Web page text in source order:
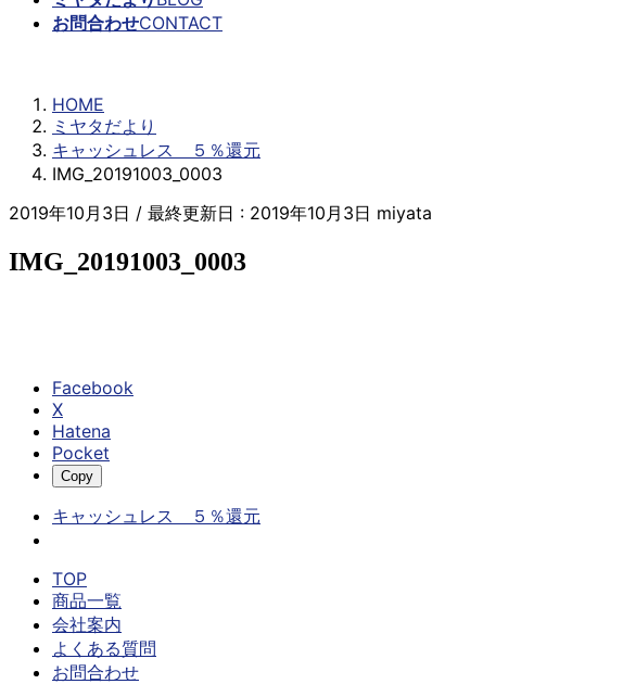
お問合わせCONTACT
HOME
ミヤタだより
キャッシュレス ５％還元
IMG_20191003_0003
2019年10月3日 / 最終更新日 : 2019年10月3日 miyata
IMG_20191003_0003
Facebook
X
Hatena
Pocket
Copy
キャッシュレス ５％還元
TOP
商品一覧
会社案内
よくある質問
お問合わせ